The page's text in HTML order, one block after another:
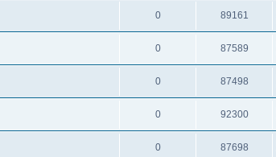
0 89161
0 87589
0 87498
0 92300
0 87698